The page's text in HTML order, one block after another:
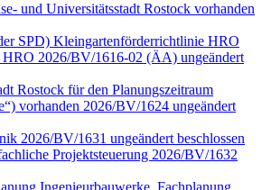
und Universitätsstadt Rostock vorhanden
SPD) Kleingartenförderrichtlinie HRO
2026/BV/1616-02 (ÄA) ungeändert
Rostock für den Planungszeitraum
vorhanden 2026/BV/1624 ungeändert
2026/BV/1631 ungeändert beschlossen
Projektsteuerung 2026/BV/1632
Ingenieurbauwerke, Fachplanung